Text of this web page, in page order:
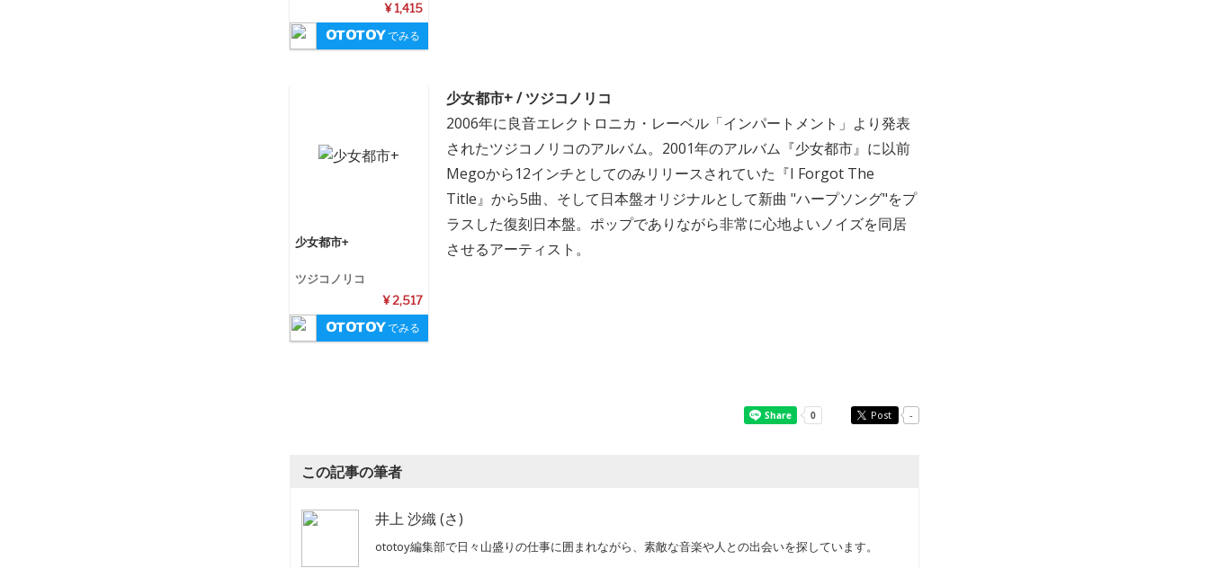
¥ 1,415
でみる
少女都市+
ツジコノリコ
¥ 2,517
でみる
少女都市+ / ツジコノリコ
2006年に良音エレクトロニカ・レーベル「インパートメント」より発表
されたツジコノリコのアルバム。2001年のアルバム『少女都市』に以前
Megoから12インチとしてのみリリースされていた『I Forgot The
Title』から5曲、そして日本盤オリジナルとして新曲 "ハープソング"をプ
ラスした復刻日本盤。ポップでありながら非常に心地よいノイズを同居
させるアーティスト。
Post -
この記事の筆者
井上 沙織 (さ)
ototoy編集部で日々山盛りの仕事に囲まれながら、素敵な音楽や人との出会いを探しています。